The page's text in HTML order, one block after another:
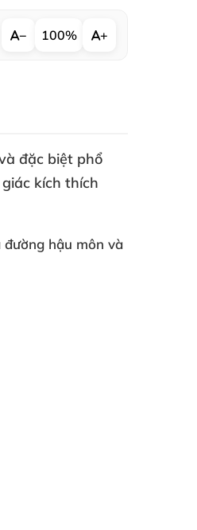
− 100% +
đặc biệt phổ
kích thích
đường hậu môn và